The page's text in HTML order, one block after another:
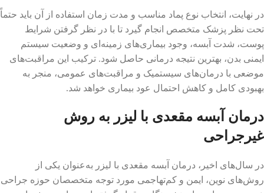
در نهایت، انتخاب نوع پماد مناسب و مدت زمان استفاده از آن باید حتماً
تحت نظر پزشک متخصص انجام گیرد تا با در نظر گرفتن شرایط
پوست، شدت آبسه، وجود بیماری‌های زمینه‌ای و وضعیت سیستم
ایمنی بدن، بهترین نتیجه درمانی حاصل شود. ترکیب این مراقبت‌های
موضعی با درمان‌های سیستمیک و مراقبت‌های عمومی، منجر به
بهبودی کامل و کاهش احتمال عود بیماری خواهد شد.
درمان آبسه مقعدی با لیزر به روش
غیرجراحی
در سال‌های اخیر، درمان آبسه مقعدی با لیزر به‌عنوان یکی از
روش‌های نوین، ایمن و کم‌تهاجمی مورد توجه متخصصان حوزه جراحی